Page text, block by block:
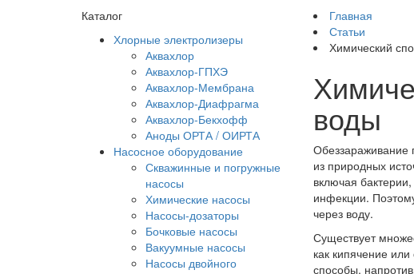
Каталог
Хлорные электролизеры
Аквахлор
Аквахлор-ГПХЭ
Аквахлор-Мембрана
Аквахлор-Диафрагма
Аквахлор-Бекхофф
Аноды ОРТА / ОИРТА
Насосное оборудование
Скважинные и погружные
насосы
Химические насосы
Насосы-дозаторы
Бочковые насосы
Вакуумные насосы
Насосы двойного
Главная
Статьи
Химический
воды
Обеззараживание
из природных
включая
инфекции.
через воду.
Существует
как кипячение
способы,